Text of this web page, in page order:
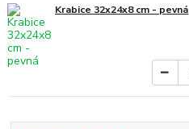
Krabice 32x24x8 cm - pevná